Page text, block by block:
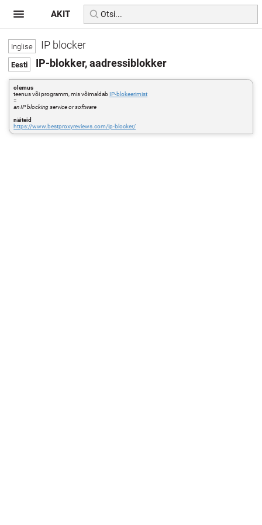
IP blocker
IP-blokker, aadressiblokker
olemus
teenus või programm, mis võimaldab IP-blokeerimist
=
an IP blocking service or software
näiteid
https://www.bestproxyreviews.com/ip-blocker/
AKIT